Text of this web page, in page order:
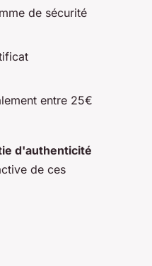
de sécurité
entre 25€
d'authenticité
de ces